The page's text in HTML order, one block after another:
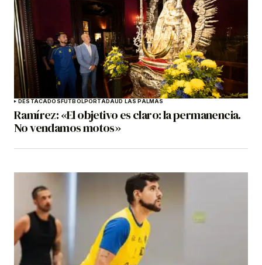
DESTACADOSFÚTBOLPORTADAUD LAS PALMAS
Ramírez: «El objetivo es claro: la permanencia.
No vendamos motos»